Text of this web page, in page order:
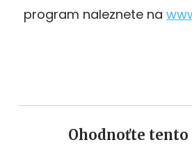
program naleznete na
Ohodnoťte tento